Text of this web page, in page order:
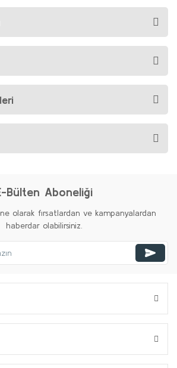
Bülten Aboneliği
olarak fırsatlardan ve kampanyalardan
haberdar olabilirsiniz.